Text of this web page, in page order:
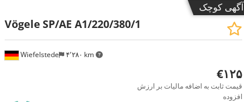
آگهی کوچک
Wiefelstede ۴٬۲۸۰ km
Vögele SP/AE A1/220/380/1
‎€۱۲۵
قیمت ثابت به اضافه مالیات بر ارزش
افزوده